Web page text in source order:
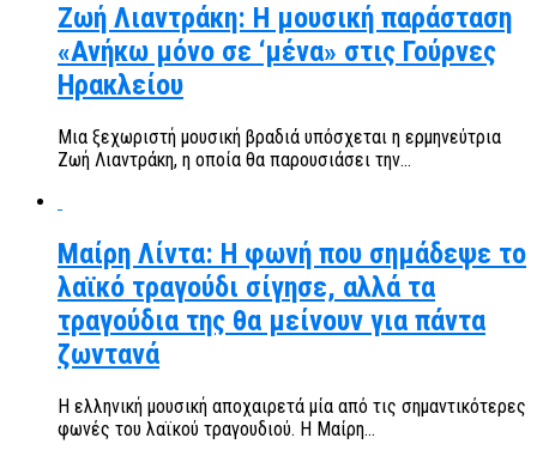
Ζωή Λιαντράκη: Η μουσική παράσταση
«Ανήκω μόνο σε ‘μένα» στις Γούρνες
Ηρακλείου
Μια ξεχωριστή μουσική βραδιά υπόσχεται η ερμηνεύτρια
Ζωή Λιαντράκη, η οποία θα παρουσιάσει την...
Μαίρη Λίντα: Η φωνή που σημάδεψε το
λαϊκό τραγούδι σίγησε, αλλά τα
τραγούδια της θα μείνουν για πάντα
ζωντανά
Η ελληνική μουσική αποχαιρετά μία από τις σημαντικότερες
φωνές του λαϊκού τραγουδιού. Η Μαίρη...